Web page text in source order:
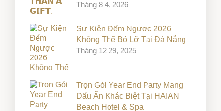
Tháng 8 4, 2026
Sự Kiện Đếm Ngược 2026
Không Thể Bỏ Lỡ Tại Đà Nẵng
Tháng 12 29, 2025
Trọn Gói Year End Party Mang
Dấu Ấn Khác Biệt Tại HAIAN
Beach Hotel & Spa